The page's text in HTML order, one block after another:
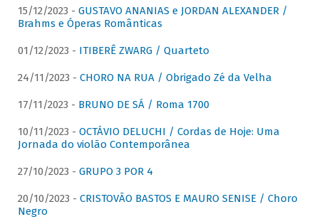
15/12/2023 - GUSTAVO ANANIAS e JORDAN ALEXANDER /
Brahms e Óperas Românticas
01/12/2023 - ITIBERÊ ZWARG / Quarteto
24/11/2023 - CHORO NA RUA / Obrigado Zé da Velha
17/11/2023 - BRUNO DE SÁ / Roma 1700
10/11/2023 - OCTÁVIO DELUCHI / Cordas de Hoje: Uma
Jornada do violão Contemporânea
27/10/2023 - GRUPO 3 POR 4
20/10/2023 - CRISTOVÃO BASTOS E MAURO SENISE / Choro
Negro